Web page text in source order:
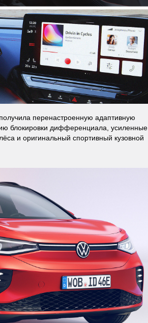
перенастроенную адаптивную
блокировки дифференциала, усиленные
и оригинальный спортивный кузовной